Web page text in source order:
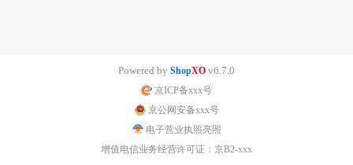
Powered by ShopXO v6.7.0
京ICP备xxx号
京公网安备xxx号
电子营业执照亮照
增值电信业务经营许可证：京B2-xxx